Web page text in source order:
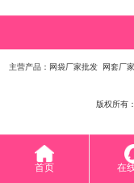
主营产品：网袋厂家批发 网套厂
版权所有
首页 在